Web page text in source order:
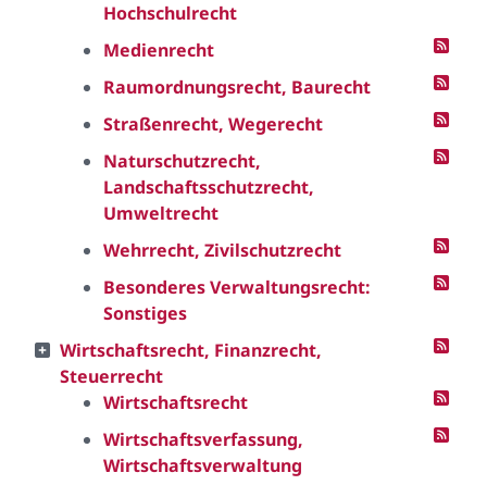
Hochschulrecht
Medienrecht
Raumordnungsrecht, Baurecht
Straßenrecht, Wegerecht
Naturschutzrecht,
Landschaftsschutzrecht,
Umweltrecht
Wehrrecht, Zivilschutzrecht
Besonderes Verwaltungsrecht:
Sonstiges
Wirtschaftsrecht, Finanzrecht,
Steuerrecht
Wirtschaftsrecht
Wirtschaftsverfassung,
Wirtschaftsverwaltung